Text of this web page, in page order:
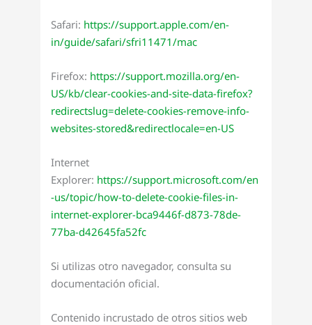
Safari: https://support.apple.com/en-
in/guide/safari/sfri11471/mac
Firefox: https://support.mozilla.org/en-
US/kb/clear-cookies-and-site-data-firefox?
redirectslug=delete-cookies-remove-info-
websites-stored&redirectlocale=en-US
Internet
Explorer: https://support.microsoft.com/en
-us/topic/how-to-delete-cookie-files-in-
internet-explorer-bca9446f-d873-78de-
77ba-d42645fa52fc
Si utilizas otro navegador, consulta su
documentación oficial.
Contenido incrustado de otros sitios web